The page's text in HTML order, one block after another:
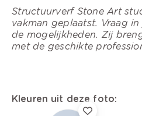
Structuurverf Stone Art
vakman geplaatst. Vraag
de mogelijkheden. Zij
met de geschikte
Kleuren uit deze foto: